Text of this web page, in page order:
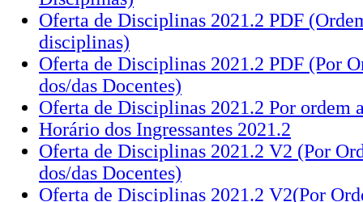
Oferta de Disciplinas 2021.2 PDF
disciplinas)
Oferta de Disciplinas 2021.2 PDF (Por
dos/das Docentes)
Oferta de Disciplinas 2021.2 Por ordem
Horário dos Ingressantes 2021.2
Oferta de Disciplinas 2021.2 V2 (Por
dos/das Docentes)
Oferta de Disciplinas 2021.2 V2(Por